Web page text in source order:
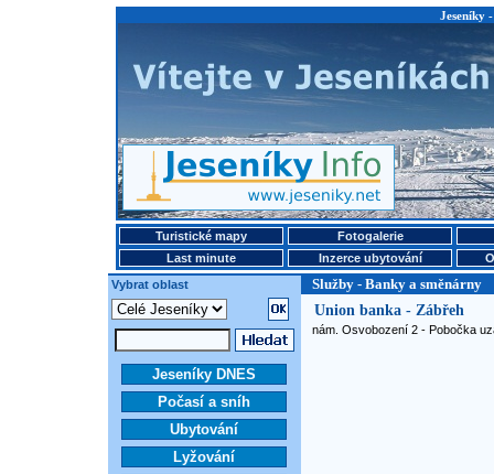
Jeseníky
Turistické mapy
Fotogalerie
Last minute
Inzerce ubytování
Vybrat oblast
Služby - Banky a směnárny
Jeseníky DNES
Počasí a sníh
Ubytování
Lyžování
Union banka - Zábřeh
nám. Osvobození 2 - Pobočka